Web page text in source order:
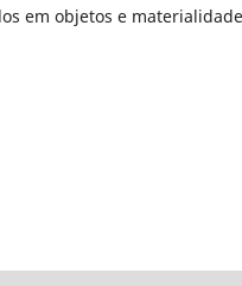
em objetos e